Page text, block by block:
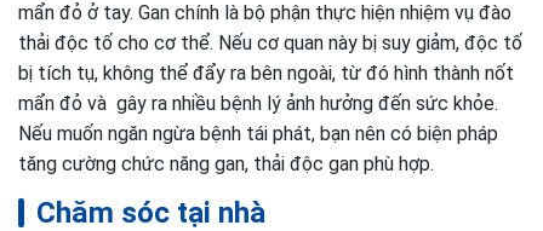
mẩn đỏ ở tay. Gan chính là bộ phận thực hiện nhiệm vụ đào
thải độc tố cho cơ thể. Nếu cơ quan này bị suy giảm, độc tố
bị tích tụ, không thể đẩy ra bên ngoài, từ đó hình thành nốt
mẩn đỏ và gây ra nhiều bệnh lý ảnh hưởng đến sức khỏe.
Nếu muốn ngăn ngừa bệnh tái phát, bạn nên có biện pháp
tăng cường chức năng gan, thải độc gan phù hợp.
Chăm sóc tại nhà